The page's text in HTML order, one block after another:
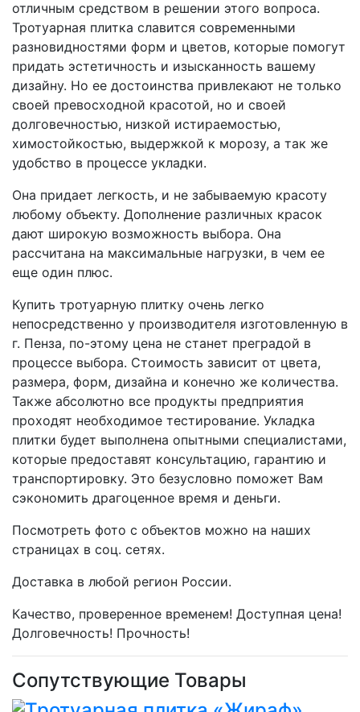
отличным средством в решении этого вопроса.
Тротуарная плитка славится современными
разновидностями форм и цветов, которые помогут
придать эстетичность и изысканность вашему
дизайну. Но ее достоинства привлекают не только
своей превосходной красотой, но и своей
долговечностью, низкой истираемостью,
химостойкостью, выдержкой к морозу, а так же
удобство в процессе укладки.
Она придает легкость, и не забываемую красоту
любому объекту. Дополнение различных красок
дают широкую возможность выбора. Она
рассчитана на максимальные нагрузки, в чем ее
еще один плюс.
Купить тротуарную плитку очень легко
непосредственно у производителя изготовленную в
г. Пенза, по-этому цена не станет преградой в
процессе выбора. Стоимость зависит от цвета,
размера, форм, дизайна и конечно же количества.
Также абсолютно все продукты предприятия
проходят необходимое тестирование. Укладка
плитки будет выполнена опытными специалистами,
которые предоставят консультацию, гарантию и
транспортировку. Это безусловно поможет Вам
сэкономить драгоценное время и деньги.
Посмотреть фото с объектов можно на наших
страницах в соц. сетях.
Доставка в любой регион России.
Качество, проверенное временем! Доступная цена!
Долговечность! Прочность!
Сопутствующие Товары